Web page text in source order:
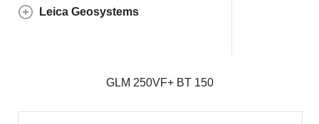
Leica Geosystems
GLM 250VF+ BT 150